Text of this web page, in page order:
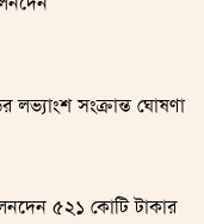
লভ্যাংশ সংক্রান্ত ঘোষণা
৫২১ কোটি টাকার